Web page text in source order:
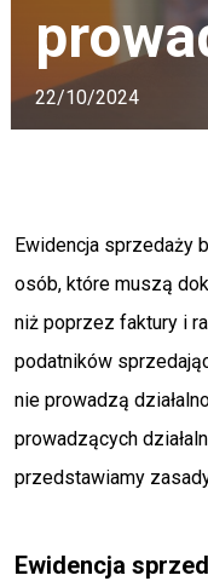
22/10/2024
Ewidencja sprzedaży
osób, które muszą
niż poprzez faktury i
podatników
nie prowadzą
prowadzących
przedstawiamy
Ewidencja